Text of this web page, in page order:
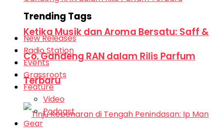
Ketika Musik dan Aroma Bersatu: Saff &
Co. Gandeng RAN dalam Rilis Parfum
Terbaru
Trending Tags
New Releases
Radio Station
Events
Grassroots
Feature
Video
Podcast
Gear